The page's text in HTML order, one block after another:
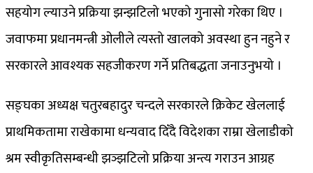
सहयोग ल्याउने प्रक्रिया झन्झटिलो भएको गुनासो गरेका थिए ।
जवाफमा प्रधानमन्त्री ओलीले त्यस्तो खालको अवस्था हुन नहुने र
सरकारले आवश्यक सहजीकरण गर्ने प्रतिबद्धता जनाउनुभयो ।
सङ्घका अध्यक्ष चतुरबहादुर चन्दले सरकारले क्रिकेट खेललाई
प्राथमिकतामा राखेकामा धन्यवाद दिँदै विदेशका राम्रा खेलाडीको
श्रम स्वीकृतिसम्बन्धी झञ्झटिलो प्रक्रिया अन्त्य गराउन आग्रह